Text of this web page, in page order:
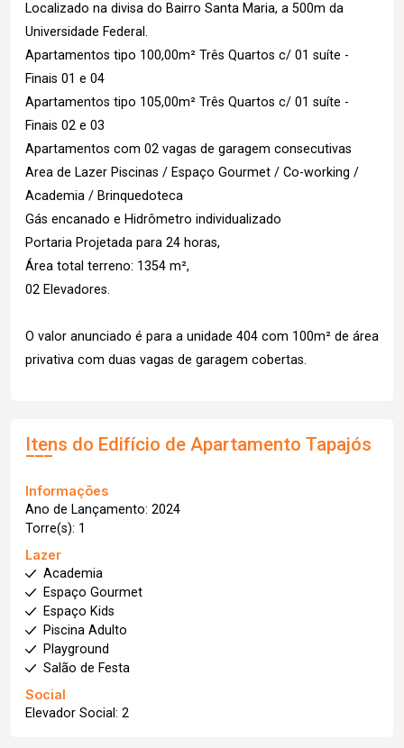
Localizado na divisa do Bairro Santa Maria, a 500m da
Universidade Federal.
Apartamentos tipo 100,00m² Três Quartos c/ 01 suíte -
Finais 01 e 04
Apartamentos tipo 105,00m² Três Quartos c/ 01 suíte -
Finais 02 e 03
Apartamentos com 02 vagas de garagem consecutivas
Area de Lazer Piscinas / Espaço Gourmet / Co-working /
Academia / Brinquedoteca
Gás encanado e Hidrômetro individualizado
Portaria Projetada para 24 horas,
Área total terreno: 1354 m²,
02 Elevadores.
O valor anunciado é para a unidade 404 com 100m² de área
privativa com duas vagas de garagem cobertas.
Itens do Edifício de Apartamento Tapajós
Informações
Ano de Lançamento: 2024
Torre(s): 1
Lazer
Academia
Espaço Gourmet
Espaço Kids
Piscina Adulto
Playground
Salão de Festa
Social
Elevador Social: 2